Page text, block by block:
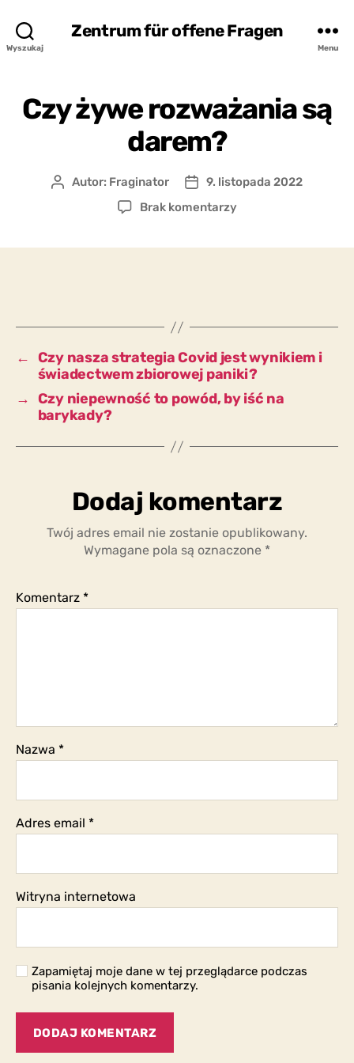
Wyszukaj
Zentrum für offene Fragen
Menu
Czy żywe rozważania są
darem?
AutorAutor: Fraginator
Data
wpisu
9. listopada 2022
Brak komentarzydo
← Czy nasza strategia Covid jest wynikiem i
świadectwem zbiorowej paniki?
→ Czy niepewność to powód, by iść na
barykady?
Dodaj komentarz
Twój adres email nie zostanie opublikowany.
Wymagane pola są oznaczone *
Komentarz *
Nazwa *
Adres email *
Witryna internetowa
Zapamiętaj moje dane w tej przeglądarce podczas
pisania kolejnych komentarzy.